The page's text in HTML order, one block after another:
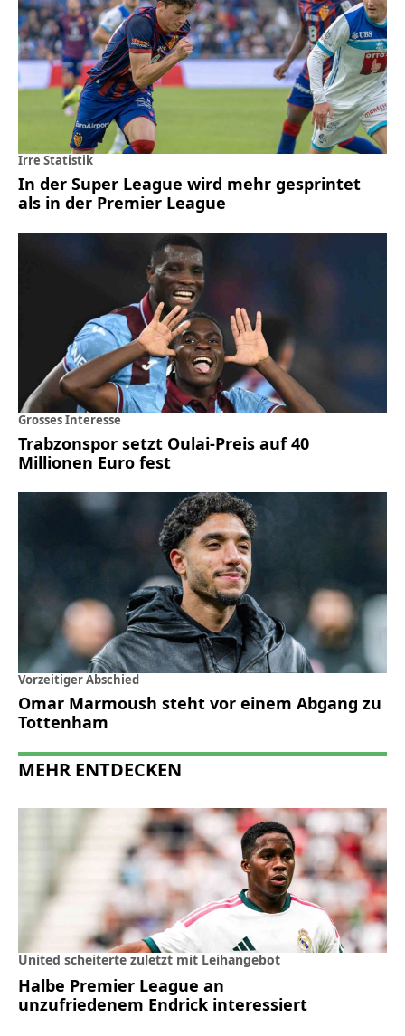
Irre Statistik
In der Super League wird mehr gesprintet
als in der Premier League
Grosses Interesse
Trabzonspor setzt Oulai-Preis auf 40
Millionen Euro fest
Vorzeitiger Abschied
Omar Marmoush steht vor einem Abgang zu
Tottenham
MEHR ENTDECKEN
United scheiterte zuletzt mit Leihangebot
Halbe Premier League an
unzufriedenem Endrick interessiert